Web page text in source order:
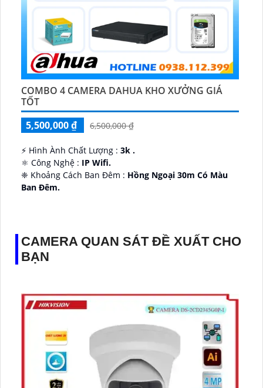
COMBO 4 CAMERA DAHUA KHO XƯỞNG GIÁ
TỐT
5,500,000 ₫
6,500,000 ₫
️⚡ Hình Ành Chất Lượng : 3k .
⚛️ Công Nghệ : IP Wifi.
❈ Khoảng Cách Ban Đêm : Hồng Ngoại 30m Có Màu
Ban Ðêm.
CAMERA QUAN SÁT ĐỀ XUẤT CHO
BẠN